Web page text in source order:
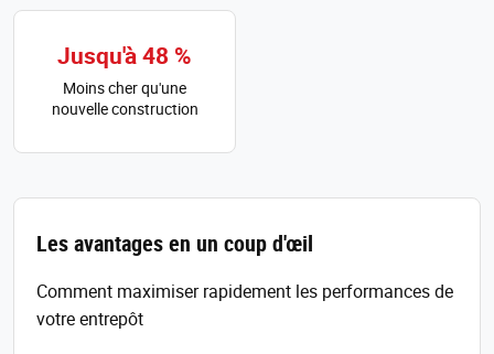
Jusqu'à 48 %
Moins cher qu'une
nouvelle construction
Les avantages en un coup d'œil
Comment maximiser rapidement les performances de
votre entrepôt